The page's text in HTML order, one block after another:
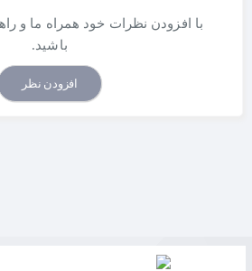
با افزودن نظرات خود همراه ما و
باشید.
افزودن نظر